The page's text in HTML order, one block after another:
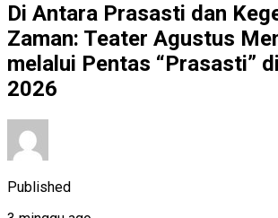
Di Antara Prasasti dan
Zaman: Teater Agustus
melalui Pentas “Prasasti”
2026
Published